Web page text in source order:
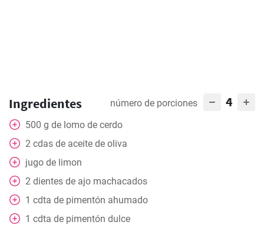
Ingredientes número de porciones 4
500 g de lomo de cerdo
2 cdas de aceite de oliva
jugo de limon
2 dientes de ajo machacados
1 cdta de pimentón ahumado
1 cdta de pimentón dulce